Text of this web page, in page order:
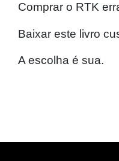
Comprar o RTK
Baixar este livro
A escolha é sua.